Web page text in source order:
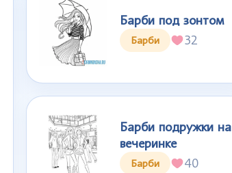
Барби под зонтом
Барби 32
Барби подружки на
вечеринке
Барби 40